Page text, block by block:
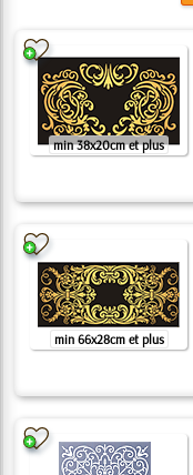
min 38x20cm et plus
min 66x28cm et plus